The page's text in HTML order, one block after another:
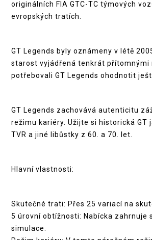
originálních FIA GTC-TC týmových
evropských tratích.
GT Legends byly oznámeny v létě
starost vyjádřená tenkrát přítomnými
potřebovali GT Legends ohodnotit
GT Legends zachovává autenticitu
režimu kariéry. Užijte si historická GT
TVR a jiné libůstky z 60. a 70. let.
Hlavní vlastnosti:
Skutečné trati: Přes 25 variací na
5 úrovní obtížnosti: Nabícka zahrnuje
simulace.